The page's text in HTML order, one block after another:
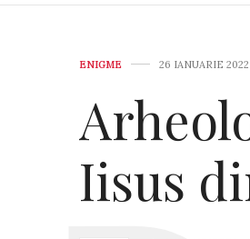
ENIGME 26 IANUARIE 2022
Iisus